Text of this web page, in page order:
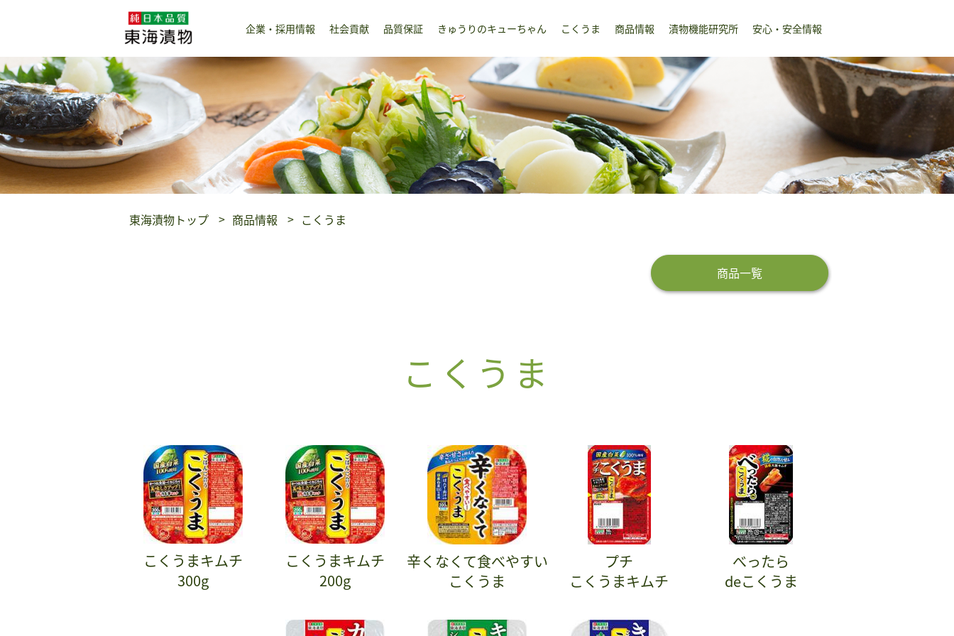
企業・採用情報 社会貢献 品質保証 きゅうりのキューちゃん こくうま 商品情報 漬物機能研究所 安心・安全情報
東海漬物トップ 商品情報 こくうま
商品一覧
こくうま
こくうまキムチ
300g
こくうまキムチ
200g
辛くなくて食べやすい
こくうま
プチ
こくうまキムチ
べったら
deこくうま